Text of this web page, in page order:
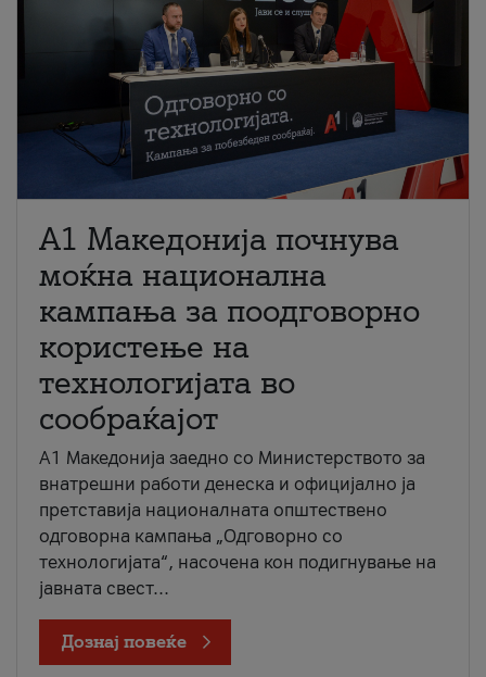
A1 Македонија почнува
моќна национална
кампања за поодговорно
користење на
технологијата во
сообраќајот
A1 Македонија заедно со Министерството за
внатрешни работи денеска и официјално ја
претставија националната општествено
одговорна кампања „Одговорно со
технологијата“, насочена кон подигнување на
јавната свест...
Дознај повеќе